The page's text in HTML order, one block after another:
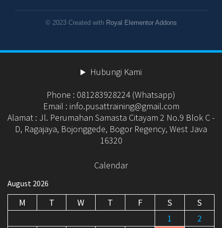
© 2023 Created with Royal Elementor Addons
Hubungi Kami
Phone : 081283928224 (Whatsapp)
Email : info.pusattraining@gmail.com
Alamat : Jl. Perumahan Samasta Citayam 2 No.9 Blok C -
D, Ragajaya, Bojonggede, Bogor Regency, West Java
16320
Calendar
August 2026
M T W T F S
S
1
2